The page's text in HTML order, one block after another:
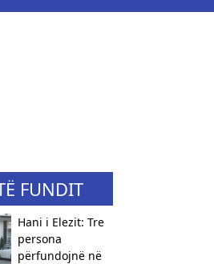
FUNDIT
Hani i Elezit: Tre
persona
përfundojnë në